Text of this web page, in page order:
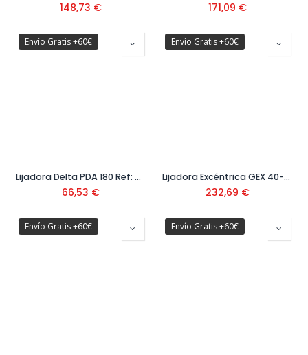
148,73 € 171,09 €
Envío Gratis +60€
Lijadora Delta PDA 180 Ref: 0603 339 003
66,53 €
Envío Gratis +60€
Lijadora Excéntrica GEX 40-150 Ref: 0.601.37B.202
232,69 €
Envío Gratis +60€ Envío Gratis +60€